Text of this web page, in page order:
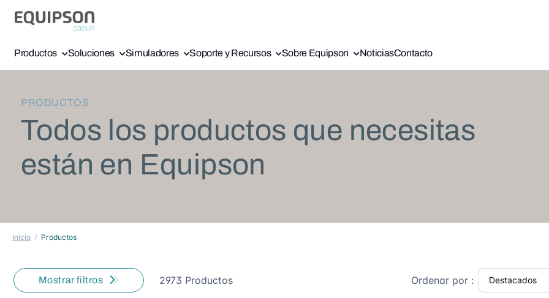
Productos Soluciones Simuladores Soporte y Recursos Sobre Equipson NoticiasContacto
PRODUCTOS
Todos los productos que necesitas
están en Equipson
Inicio Productos
Mostrar filtros 2973 Productos Ordenar por :